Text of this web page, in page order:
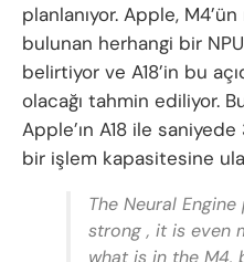
planlanıyor. Apple,
bulunan herhangi bir
belirtiyor ve A18’in bu
olacağı tahmin ediliyor.
Apple’ın A18 ile
bir işlem kapasitesine
The Neural
strong , it is even
what is in the